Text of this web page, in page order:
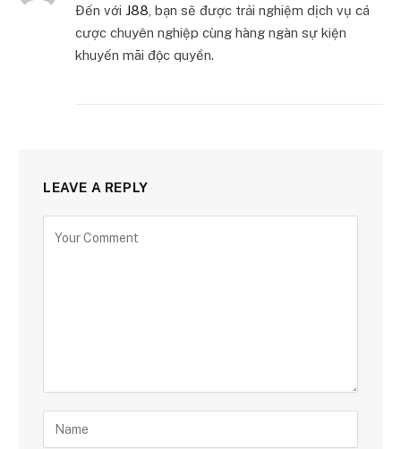
Đến với J88, bạn sẽ được trải nghiệm dịch vụ cá
cược chuyên nghiệp cùng hàng ngàn sự kiện
khuyến mãi độc quyền.
LEAVE A REPLY